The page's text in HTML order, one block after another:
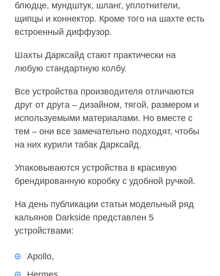
блюдце, мундштук, шланг, уплотнители,
щипцы и коннектор. Кроме того на шахте есть
встроенный диффузор.
Шахты Дарксайд стают практически на
любую стандартную колбу.
Все устройства производителя отличаются
друг от друга – дизайном, тягой, размером и
используемыми материалами. Но вместе с
тем – они все замечательно подходят, чтобы
на них курили табак Дарксайд.
Упаковываются устройства в красивую
брендированную коробку с удобной ручкой.
На день публикации статьи модельный ряд
кальянов Darkside представлен 5
устройствами:
Apollo,